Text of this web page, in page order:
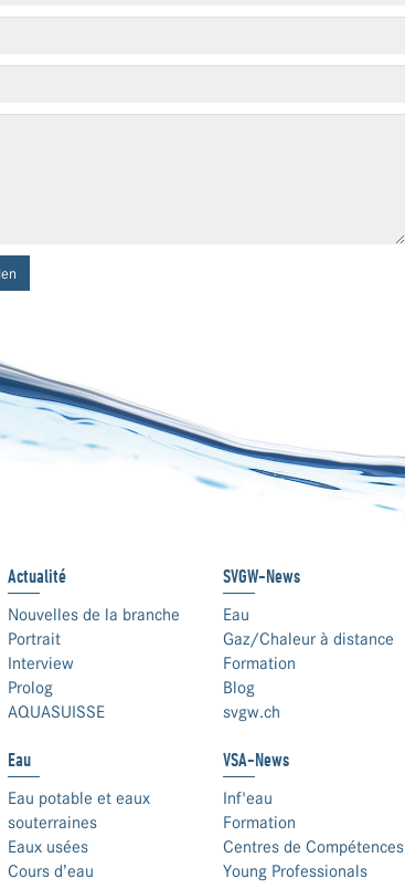
Actualité
Nouvelles de la branche
Portrait
Interview
Prolog
AQUASUISSE
Eau
Eau potable et eaux
souterraines
Eaux usées
Cours d’eau
SVGW-News
Eau
Gaz/Chaleur à distance
Formation
Blog
svgw.ch
VSA-News
Inf'eau
Formation
Centres de Compétences
Young Professionals